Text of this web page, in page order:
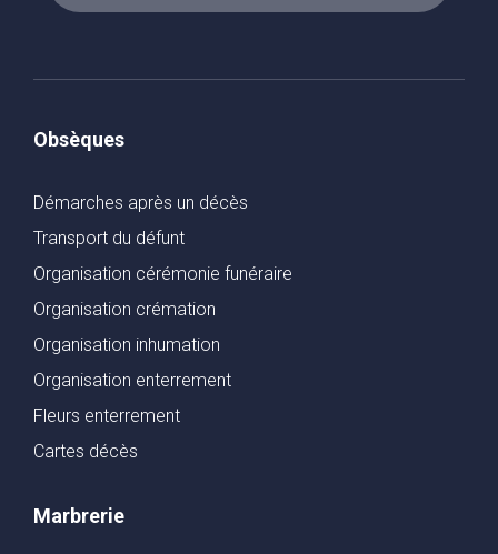
Obsèques
Démarches après un décès
Transport du défunt
Organisation cérémonie funéraire
Organisation crémation
Organisation inhumation
Organisation enterrement
Fleurs enterrement
Cartes décès
Marbrerie